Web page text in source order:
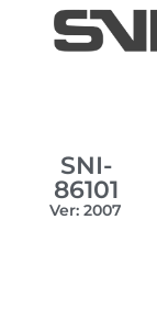
SNI-
86101
Ver: 2007